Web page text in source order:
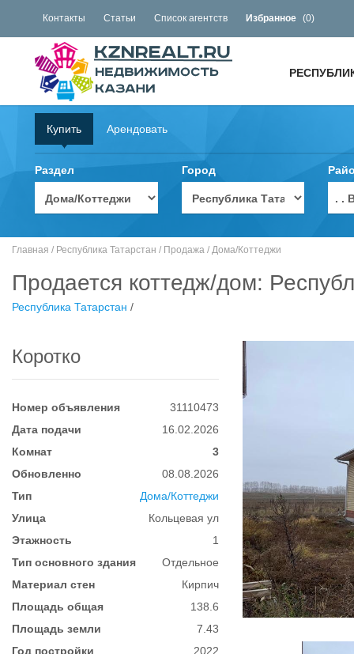
Контакты Статьи Список агентств Избранное (0)
Купить Арендовать
Раздел Город
. .
Главная / Республика Татарстан / Продажа / Дома/Коттеджи
Продается коттедж/дом:
Республика Татарстан /
Коротко
Номер объявления
31110473
Дата подачи
16.02.2026
Комнат
3
Обновленно
08.08.2026
Тип
Дома/Коттеджи
Улица
Кольцевая ул
Этажность
1
Тип основного здания
Отдельное
Материал стен
Кирпич
Площадь общая
138.6
Площадь земли
7.43
Год постройки
2022